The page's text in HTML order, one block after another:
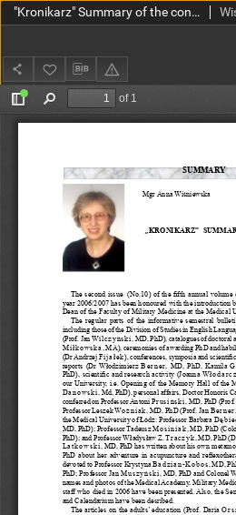
"Kronikarz" Summary of the contents